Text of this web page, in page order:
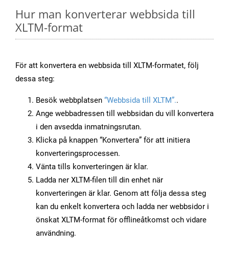
Hur man konverterar webbsida till
XLTM-format
För att konvertera en webbsida till XLTM-formatet, följ
dessa steg:
Besök webbplatsen “Webbsida till XLTM”..
Ange webbadressen till webbsidan du vill konvertera
i den avsedda inmatningsrutan.
Klicka på knappen “Konvertera” för att initiera
konverteringsprocessen.
Vänta tills konverteringen är klar.
Ladda ner XLTM-filen till din enhet när
konverteringen är klar. Genom att följa dessa steg
kan du enkelt konvertera och ladda ner webbsidor i
önskat XLTM-format för offlineåtkomst och vidare
användning.